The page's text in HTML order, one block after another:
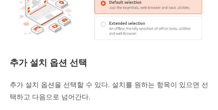
추가 설치 옵션 선택
추가 설치 옵션을 선택할 수 있다. 설치를 원하는 항목이 있으면 선
택하고 다음으로 넘어간다.